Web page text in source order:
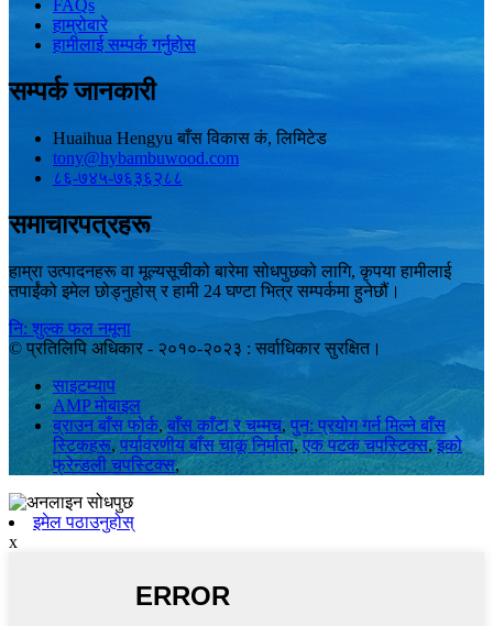
FAQs
हाम्रोबारे
हामीलाई सम्पर्क गर्नुहोस
सम्पर्क जानकारी
Huaihua Hengyu बाँस विकास कं, लिमिटेड
tony@hybambuwood.com
८६-७४५-७६३६२८८
समाचारपत्रहरू
हाम्रा उत्पादनहरू वा मूल्यसूचीको बारेमा सोधपुछको लागि, कृपया हामीलाई
तपाईंको इमेल छोड्नुहोस् र हामी 24 घण्टा भित्र सम्पर्कमा हुनेछौं।
नि: शुल्क फल नमूना
© प्रतिलिपि अधिकार - २०१०-२०२३ : सर्वाधिकार सुरक्षित।
साइटम्याप
AMP मोबाइल
ब्राउन बाँस फोर्क, बाँस काँटा र चम्मच, पुन: प्रयोग गर्न मिल्ने बाँस
स्टिकहरू, पर्यावरणीय बाँस चाकू निर्माता,एक पटक चपस्टिक्स,इको
फ्रेन्डली चपस्टिक्स,
इमेल पठाउनुहोस्
x